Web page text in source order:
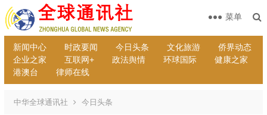
新闻中心 时政要闻 今日头条 文化旅游
侨界动态
企业之家
互联网+ 政法舆情 环球国际
健康之家
港澳台
律师在线
菜单
中华全球通讯社 今日头条